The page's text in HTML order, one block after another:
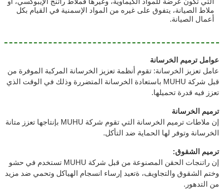
ملاط الصيانة، يتفوق على غيره من المواد الإسمنية في القيام بكل
أعمال الصيانة.
عوامل ترميم الخرسانة
عامل تعزيز الخرسانة: تقوم أنظمة تعزيز الخرسانة المركبة الموفرة من
قبل شركة MUHU باستعادة الخرسانة المتضررة وذلك في الوقت الذي
تعزز فيه قدرة تحميلها.
ترميم الخرسانة
إن ملاطات ترميم الخرسانة التي تقوم شركة MUHU بإنتاجها تعزز متانة
الخرسانة وتوفر لها الحماية ضد التأكل.
ترميم الشقوق:
إن راتنجات الحقن المصنوعة من قبل شركة MUHU تستخدم في حشو
وختم الشقوق والتجاويف، ةتعيد إرساء انسجام الهياكل وتحمي ضد مزيد
من التدهور.